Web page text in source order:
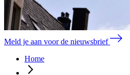
Meld je aan voor de nieuwsbrief
Home